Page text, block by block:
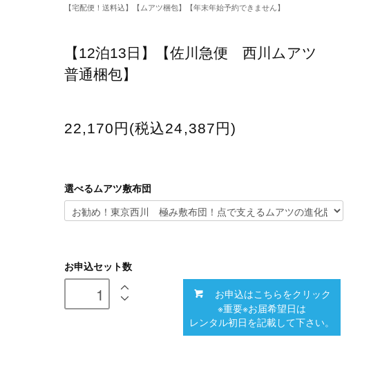
【宅配便！送料込】【ムアツ梱包】【年末年始予約できません】
【12泊13日】【佐川急便 西川ムアツ
普通梱包】
22,170円(税込24,387円)
選べるムアツ敷布団
お申込セット数
お申込はこちらをクリック
※重要※お届希望日は
レンタル初日を記載して下さい。